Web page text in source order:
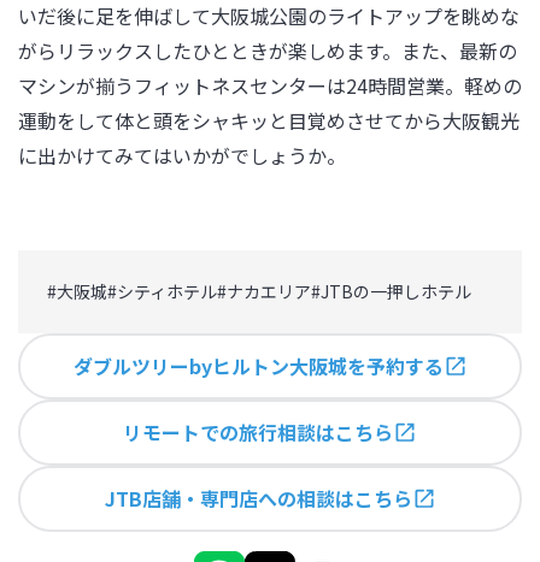
いだ後に足を伸ばして大阪城公園のライトアップを眺めな
がらリラックスしたひとときが楽しめます。また、最新の
マシンが揃うフィットネスセンターは24時間営業。軽めの
運動をして体と頭をシャキッと目覚めさせてから大阪観光
に出かけてみてはいかがでしょうか。
#大阪城#シティホテル#ナカエリア#JTBの一押しホテル
ダブルツリーbyヒルトン大阪城を予約する
リモートでの旅行相談はこちら
JTB店舗・専門店への相談はこちら